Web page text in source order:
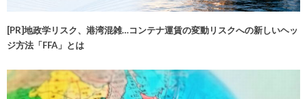
[PR]地政学リスク、港湾混雑…コンテナ運賃の変動リスクへの新しいヘッ
ジ方法「FFA」とは